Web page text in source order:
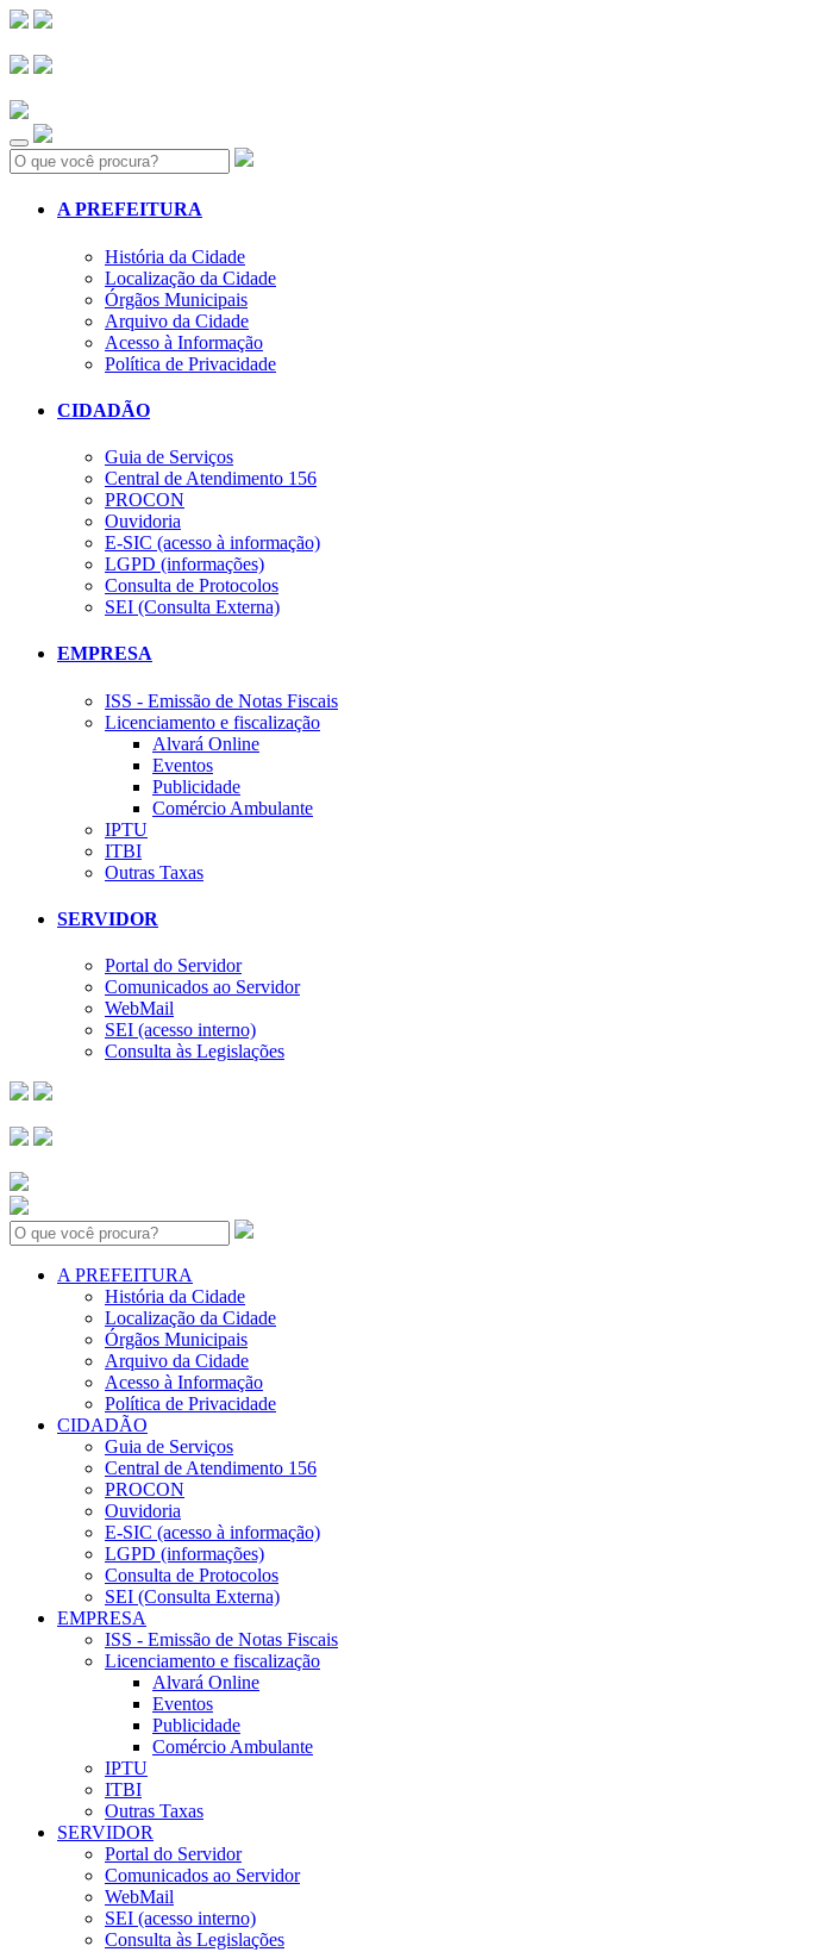
Search:
A PREFEITURA
História da Cidade
Localização da Cidade
Órgãos Municipais
Arquivo da Cidade
Acesso à Informação
Política de Privacidade
CIDADÃO
Guia de Serviços
Central de Atendimento 156
PROCON
Ouvidoria
E-SIC (acesso à informação)
LGPD (informações)
Consulta de Protocolos
SEI (Consulta Externa)
EMPRESA
ISS - Emissão de Notas Fiscais
Licenciamento e fiscalização
Alvará Online
Eventos
Publicidade
Comércio Ambulante
IPTU
ITBI
Outras Taxas
SERVIDOR
Portal do Servidor
Comunicados ao Servidor
WebMail
SEI (acesso interno)
Consulta às Legislações
Search:
A PREFEITURA
História da Cidade
Localização da Cidade
Órgãos Municipais
Arquivo da Cidade
Acesso à Informação
Política de Privacidade
CIDADÃO
Guia de Serviços
Central de Atendimento 156
PROCON
Ouvidoria
E-SIC (acesso à informação)
LGPD (informações)
Consulta de Protocolos
SEI (Consulta Externa)
EMPRESA
ISS - Emissão de Notas Fiscais
Licenciamento e fiscalização
Alvará Online
Eventos
Publicidade
Comércio Ambulante
IPTU
ITBI
Outras Taxas
SERVIDOR
Portal do Servidor
Comunicados ao Servidor
WebMail
SEI (acesso interno)
Consulta às Legislações